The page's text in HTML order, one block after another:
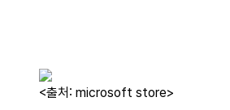
<출처: microsoft store>